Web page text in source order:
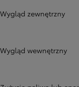
Wygląd zewnętrzny
Wygląd wewnętrzny